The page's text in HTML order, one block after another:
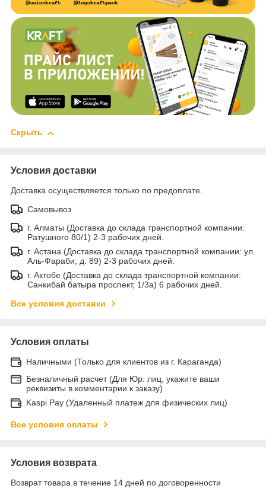
Скрыть
Условия доставки
Доставка осуществляется только по предоплате.
Самовывоз
г. Алматы (Доставка до склада транспортной компании:
Ратушного 80/1) 2-3 рабочих дней.
г. Астана (Доставка до склада транспортной компании: ул.
Аль-Фараби, д. 89) 2-3 рабочих дней.
г. Актобе (Доставка до склада транспортной компании:
Санкибай батыра проспект, 1/3а) 6 рабочих дней.
Все условия доставки
Условия оплаты
Наличными (Только для клиентов из г. Караганда)
Безналичный расчет (Для Юр. лиц, укажите ваши
реквизиты в комментарии к заказу)
Kaspi Pay (Удаленный платеж для физических лиц)
Все условия оплаты
Условия возврата
Возврат товара в течение 14 дней по договоренности